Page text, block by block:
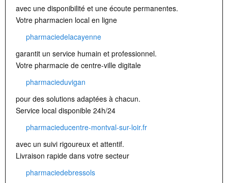
avec une disponibilité et une écoute permanentes.
Votre pharmacien local en ligne
pharmaciedelacayenne
garantit un service humain et professionnel.
Votre pharmacie de centre-ville digitale
pharmacieduvigan
pour des solutions adaptées à chacun.
Service local disponible 24h/24
pharmacieducentre-montval-sur-loir.fr
avec un suivi rigoureux et attentif.
Livraison rapide dans votre secteur
pharmaciedebressols